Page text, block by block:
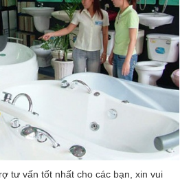
tư vấn tốt nhất cho các bạn, xin vui